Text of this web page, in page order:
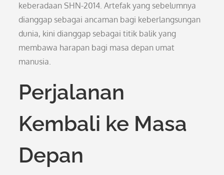
keberadaan SHN-2014. Artefak yang sebelumnya
dianggap sebagai ancaman bagi keberlangsungan
dunia, kini dianggap sebagai titik balik yang
membawa harapan bagi masa depan umat
manusia.
Perjalanan
Kembali ke Masa
Depan